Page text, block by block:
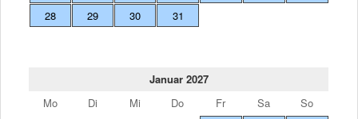
28
29 30 31
Januar 2027
Mo
Di Mi Do Fr Sa
So